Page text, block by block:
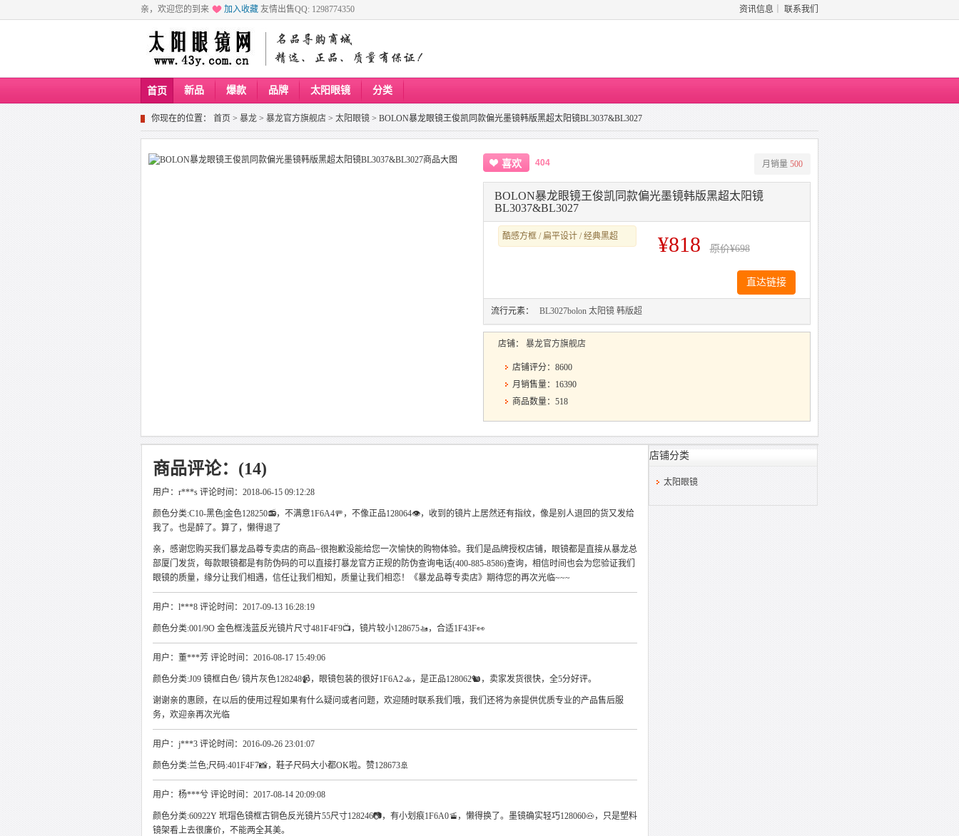
亲，欢迎您的到来 加入收藏 友情出售QQ: 1298774350 资讯信息 联系我们
首页 新品 爆款 品牌 太阳眼镜 分类
你现在的位置： 首页 > 暴龙 > 暴龙官方旗舰店 > 太阳眼镜 > BOLON暴龙眼镜王俊凯同款偏光墨镜韩版黑超太阳镜BL3037&BL3027
喜欢 404 月销量 500
BOLON暴龙眼镜王俊凯同款偏光墨镜韩版黑超太阳镜
BL3037&BL3027
酷感方框 / 扁平设计 / 经典黑超 ¥818 原价¥698
直达链接
流行元素： BL3027bolon 太阳镜 韩版超
店铺： 暴龙官方旗舰店
店铺评分：8600
月销售量：16390
商品数量：518
商品评论：(14)
用户：r***s 评论时间：2018-06-15 09:12:28
颜色分类:C10-黑色|金色128250📻，不满意1F6A4🚥，不像正品128064👁，收到的镜片上居然还有指纹，像是别人退回的货又发给
我了。也是醉了。算了，懒得退了
亲，感谢您购买我们暴龙品尊专卖店的商品~很抱歉没能给您一次愉快的购物体验。我们是品牌授权店铺，眼镜都是直接从暴龙总
部厦门发货，每款眼镜都是有防伪码的可以直接打暴龙官方正规的防伪查询电话(400-885-8586)查询，相信时间也会为您验证我们
眼镜的质量，缘分让我们相遇，信任让我们相知，质量让我们相恋！《暴龙品尊专卖店》期待您的再次光临~~~
用户：l***8 评论时间：2017-09-13 16:28:19
颜色分类:001/9O 金色框浅蓝反光镜片尺寸481F4F9📺，镜片较小128675🚤，合适1F43F👀
用户：董***芳 评论时间：2016-08-17 15:49:06
颜色分类:J09 镜框白色/ 镜片灰色128248📹，眼镜包装的很好1F6A2🚣，是正品128062🐿，卖家发货很快，全5分好评。
谢谢亲的惠顾，在以后的使用过程如果有什么疑问或者问题，欢迎随时联系我们哦，我们还将为亲提供优质专业的产品售后服
务，欢迎亲再次光临
用户：j***3 评论时间：2016-09-26 23:01:07
颜色分类:兰色;尺码:401F4F7📸，鞋子尺码大小都OK啦。赞128673🚢
用户：杨***兮 评论时间：2017-08-14 20:09:08
颜色分类:60922Y 玳瑁色镜框古铜色反光镜片55尺寸128246📷，有小划痕1F6A0🚡，懒得换了。墨镜确实轻巧128060🐽，只是塑料
镜架看上去很廉价，不能两全其美。
店铺分类
太阳眼镜